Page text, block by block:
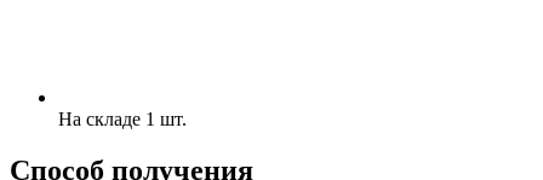
На складе 1 шт.
Способ получения